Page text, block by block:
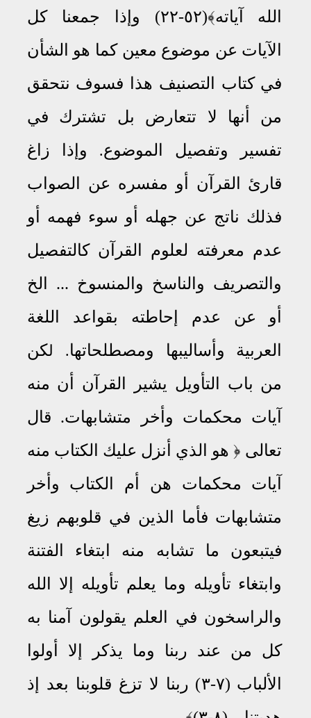
الله آياته﴾(٥٢-٢٢) وإذا جمعنا كل
الآيات عن موضوع معين كما هو الشأن
في كتاب التصنيف هذا فسوف نتحقق
من أنها لا تتعارض بل تشترك في
تفسير وتفصيل الموضوع.
وإذا زاغ
قارئ القرآن أو مفسره عن الصواب
فذلك ناتج عن جهله أو سوء فهمه أو
عدم معرفته لعلوم القرآن كالتفصيل
والتصريف والناسخ والمنسوخ ...
الخ
أو عن عدم إحاطته بقواعد اللغة
العربية وأساليبها ومصطلحاتها. لكن
من باب التأويل يشير القرآن أن منه
آيات محكمات وأخر متشابهات. قال
تعالى ﴿ هو الذي أنزل عليك الكتاب منه
آيات محكمات هن أم الكتاب وأخر
متشابهات فأما الذين في قلوبهم زيغ
فيتبعون ما تشابه منه ابتغاء الفتنة
وابتغاء تأويله وما يعلم تأويله إلا الله
والراسخون في العلم يقولون آمنا به
كل من عند ربنا وما يذكر إلا أولوا
الألباب (٧-٣) ربنا لا تزغ قلوبنا بعد إذ